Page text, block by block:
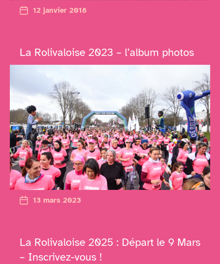
12 janvier 2018
La Rolivaloise 2023 – l’album photos
13 mars 2023
La Rolivaloise 2025 : Départ le 9 Mars
– Inscrivez-vous !